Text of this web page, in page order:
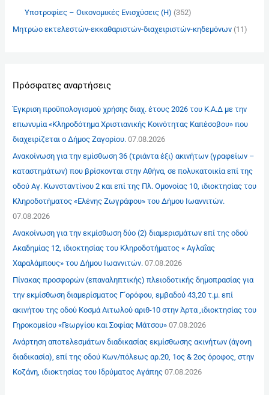
Υποτροφίες – Οικονομικές Ενισχύσεις (Η) (352)
Μητρώο εκτελεστών-εκκαθαριστών-διαχειριστών-κηδεμόνων(11)
Πρόσφατες αναρτήσεις
Έγκριση προϋπολογισμού χρήσης διαχ. έτους 2026 του Κ.Α.Δ με την
επωνυμία «Κληροδότημα Χριστιανικής Κοινότητας Καπέσοβου» που
διαχειρίζεται ο Δήμος Ζαγορίου. 07.08.2026
Ανακοίνωση για την εμίσθωση 36 (τριάντα έξι) ακινήτων (γραφείων –
καταστημάτων) που βρίσκονται στην Αθήνα, σε πολυκατοικία επί της
οδού Αγ. Κωνσταντίνου 2 και επί της Πλ. Ομονοίας 10, ιδιοκτησίας του
Κληροδοτήματος «Ελένης Ζωγράφου» του Δήμου Ιωαννιτών.
07.08.2026
Ανακοίνωση για την εκμίσθωση δύο (2) διαμερισμάτων επί της οδού
Ακαδημίας 12, ιδιοκτησίας του Κληροδοτήματος « Αγλαΐας
Χαραλάμπους» του Δήμου Ιωαννιτών. 07.08.2026
Πίνακας προσφορών (επαναληπτικής) πλειοδοτικής δημοπρασίας για
την εκμίσθωση διαμερίσματος Γ΄ορόφου, εμβαδού 43,20 τ.μ. επί
ακινήτου της οδού Κοσμά Αιτωλού αριθ-10 στην Άρτα ,ιδιοκτησίας του
Γηροκομείου «Γεωργίου και Σοφίας Μάτσου» 07.08.2026
Ανάρτηση αποτελεσμάτων διαδικασίας εκμίσθωσης ακινήτων (άγονη
διαδικασία), επί της οδού Κων/πόλεως αρ.20, 1ος & 2ος όροφος, στην
Κοζάνη, ιδιοκτησίας του Ιδρύματος Αγάπης 07.08.2026